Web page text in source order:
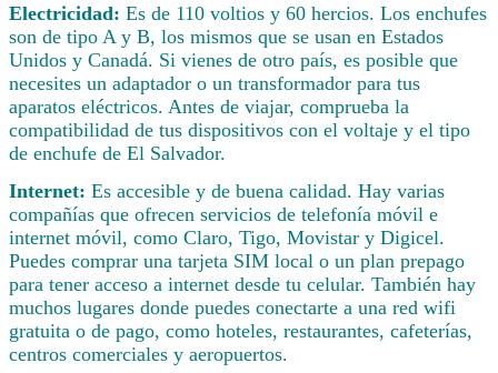
Electricidad: Es de 110 voltios y 60 hercios. Los enchufes
son de tipo A y B, los mismos que se usan en Estados
Unidos y Canadá. Si vienes de otro país, es posible que
necesites un adaptador o un transformador para tus
aparatos eléctricos. Antes de viajar, comprueba la
compatibilidad de tus dispositivos con el voltaje y el tipo
de enchufe de El Salvador.
Internet: Es accesible y de buena calidad. Hay varias
compañías que ofrecen servicios de telefonía móvil e
internet móvil, como Claro, Tigo, Movistar y Digicel.
Puedes comprar una tarjeta SIM local o un plan prepago
para tener acceso a internet desde tu celular. También hay
muchos lugares donde puedes conectarte a una red wifi
gratuita o de pago, como hoteles, restaurantes, cafeterías,
centros comerciales y aeropuertos.